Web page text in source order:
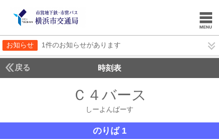
お知らせ 1件のお知らせがあります
戻る 時刻表
Ｃ４バース
しーよんばーす
のりば 1